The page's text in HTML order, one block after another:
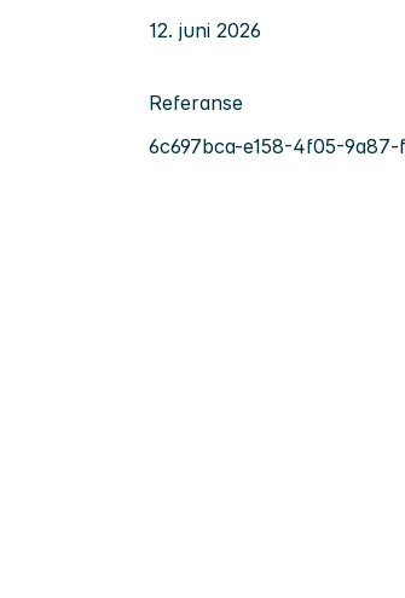
12. juni 2026
Referanse
6c697bca-e158-4f05-